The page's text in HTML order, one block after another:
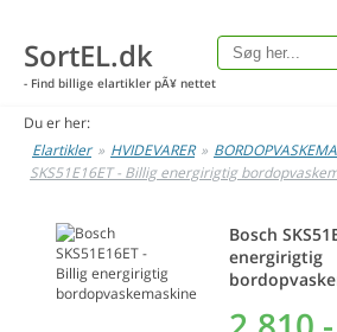
SortEL.dk
- Find billige elartikler pÃ¥ nettet
Du er her:
Elartikler » HVIDEVARER »
SKS51E16ET - Billig energirigtig
Bosch
energirigtig